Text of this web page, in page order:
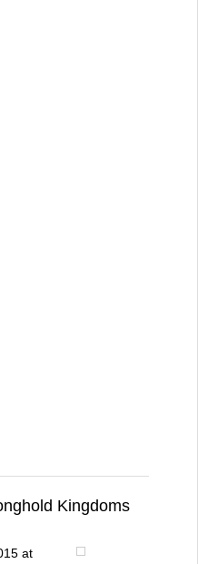
Kingdoms
at